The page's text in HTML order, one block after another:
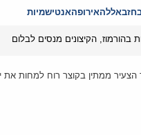
חזבאללהאירופהאנטישמיות
הקיצונים מנסים לבלום
הצעיר ממתין בקוצר רוח למחות